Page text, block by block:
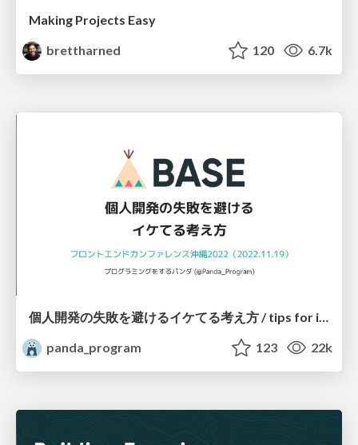
Making Projects Easy
brettharned
120 6.7k
個人開発の失敗を避けるイケてる考え方 / tips for indie hackers
panda_program
123 22k